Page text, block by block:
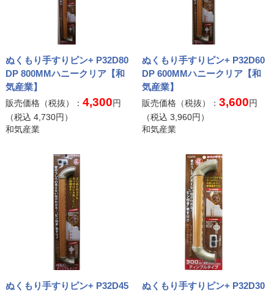
ぬくもり手すりピン+ P32D80
DP 800MMハニークリア【和
気産業】
販売価格（税抜）： 4,300円
（税込 4,730円）
和気産業
ぬくもり手すりピン+ P32D60
DP 600MMハニークリア【和
気産業】
販売価格（税抜）：3,600円
（税込3,960円）
和気産業
ぬくもり手すりピン+ P32D45
ぬくもり手すりピン+ P32D30